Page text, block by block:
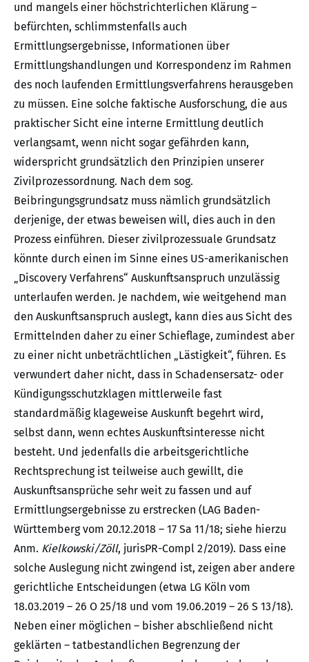
und mangels einer höchstrichterlichen Klärung –
befürchten, schlimmstenfalls auch
Ermittlungsergebnisse, Informationen über
Ermittlungshandlungen und Korrespondenz im Rahmen
des noch laufenden Ermittlungsverfahrens herausgeben
zu müssen. Eine solche faktische Ausforschung, die aus
praktischer Sicht eine interne Ermittlung deutlich
verlangsamt, wenn nicht sogar gefährden kann,
widerspricht grundsätzlich den Prinzipien unserer
Zivilprozessordnung. Nach dem sog.
Beibringungsgrundsatz muss nämlich grundsätzlich
derjenige, der etwas beweisen will, dies auch in den
Prozess einführen. Dieser zivilprozessuale Grundsatz
könnte durch einen im Sinne eines US-amerikanischen
„Discovery Verfahrens“ Auskunftsanspruch unzulässig
unterlaufen werden. Je nachdem, wie weitgehend man
den Auskunftsanspruch auslegt, kann dies aus Sicht des
Ermittelnden daher zu einer Schieflage, zumindest aber
zu einer nicht unbeträchtlichen „Lästigkeit“, führen. Es
verwundert daher nicht, dass in Schadensersatz- oder
Kündigungsschutzklagen mittlerweile fast
standardmäßig klageweise Auskunft begehrt wird,
selbst dann, wenn echtes Auskunftsinteresse nicht
besteht. Und jedenfalls die arbeitsgerichtliche
Rechtsprechung ist teilweise auch gewillt, die
Auskunftsansprüche sehr weit zu fassen und auf
Ermittlungsergebnisse zu erstrecken (LAG Baden-
Württemberg vom 20.12.2018 – 17 Sa 11/18; siehe hierzu
Anm. Kielkowski/Zöll, jurisPR-Compl 2/2019). Dass eine
solche Auslegung nicht zwingend ist, zeigen aber andere
gerichtliche Entscheidungen (etwa LG Köln vom
18.03.2019 – 26 O 25/18 und vom 19.06.2019 – 26 S 13/18).
Neben einer möglichen – bisher abschließend nicht
geklärten – tatbestandlichen Begrenzung der